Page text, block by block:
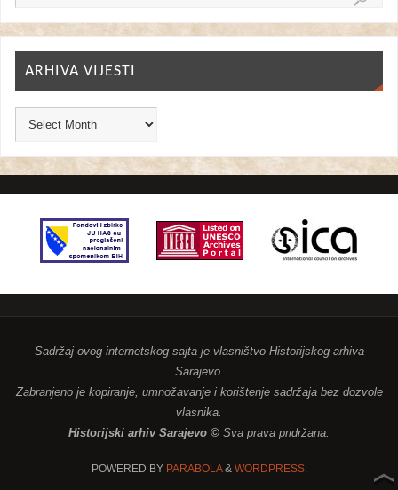
ARHIVA VIJESTI
Sadržaj ovog internetskog sajta je vlasništvo Historijskog arhiva
Sarajevo.
Zabranjeno je kopiranje, umnožavanje i korištenje sadržaja bez dozvole
vlasnika.
Historijski arhiv Sarajevo © Sva prava pridržana.
POWERED BY PARABOLA& WORDPRESS.